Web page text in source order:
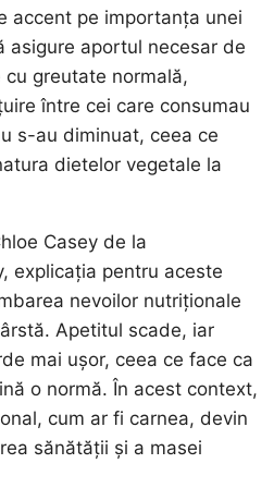
accent pe importanța unei
asigure aportul necesar de
greutate normală,
între cei care consumau
s-au diminuat, ceea ce
dietelor vegetale la
Casey de la
explicația pentru aceste
nevoilor nutriționale
Apetitul scade, iar
mai ușor, ceea ce face ca
o normă. În acest context,
cum ar fi carnea, devin
sănătății și a masei